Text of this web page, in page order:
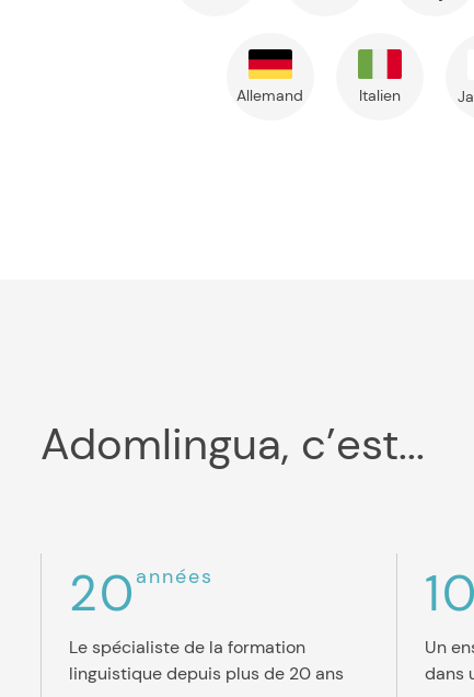
Allemand Italien
Adomlingua, c’est...
20 années
Le spécialiste de la formation
linguistique depuis plus de 20 ans
10
Un
dans